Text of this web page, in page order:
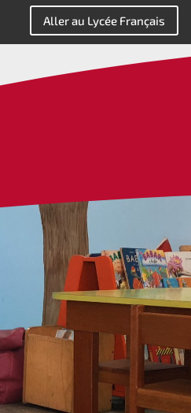
Aller au Lycée Français